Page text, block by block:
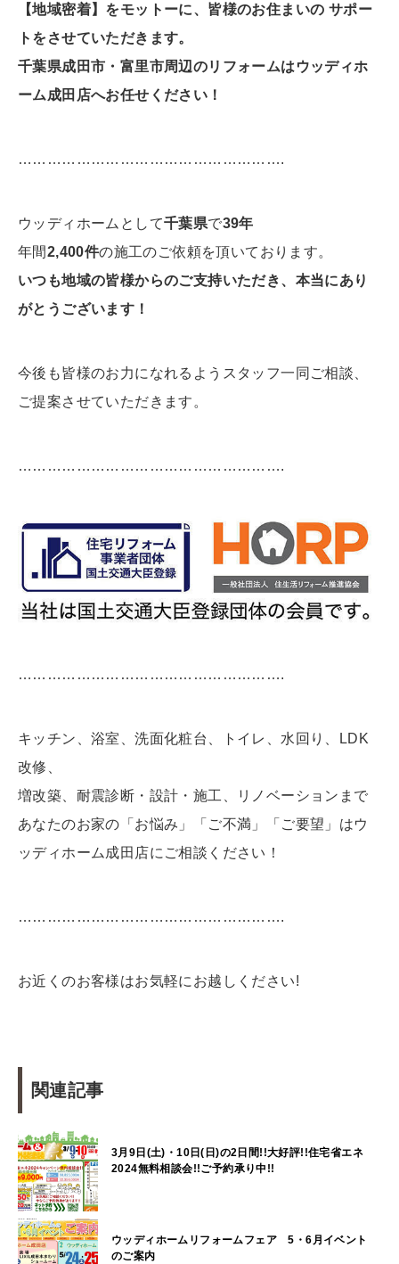
【地域密着】をモットーに、皆様のお住まいの サポー
トをさせていただきます。
千葉県成田市・富里市周辺のリフォームは ウッディホ
ーム成田店へお任せください！
……………………………………………….
ウッディホームとして千葉県で39年
年間2,400件の施工のご依頼を頂いております。
いつも地域の皆様からのご支持いただき、本当にあり
がとうございます！
今後も皆様のお力になれるようスタッフ一同ご相談、
ご提案させていただきます。
……………………………………………….
……………………………………………….
キッチン、浴室、洗面化粧台、トイレ、水回り、LDK
改修、
増改築、耐震診断・設計・施工、リノベーションまで
あなたのお家の「お悩み」「ご不満」「ご要望」はウ
ッディホーム成田店にご相談ください！
……………………………………………….
お近くのお客様はお気軽にお越しください!
関連記事
3月9日(土)・10日(日)の2日間!!大好評!!住宅省エネ
2024無料相談会!!ご予約承り中!!
ウッディホームリフォームフェア 5・6月イベント
のご案内